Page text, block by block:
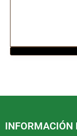
INFORMACIÓN